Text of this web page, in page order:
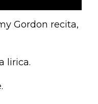
Gordon recita,
lirica.